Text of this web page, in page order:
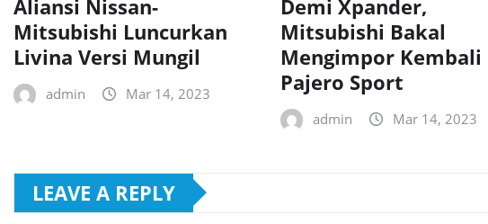
Aliansi Nissan-
Mitsubishi Luncurkan
Livina Versi Mungil
admin Mar 14, 2023
Demi Xpander,
Mitsubishi Bakal
Mengimpor Kembali
Pajero Sport
admin Mar 14, 2023
LEAVE A REPLY